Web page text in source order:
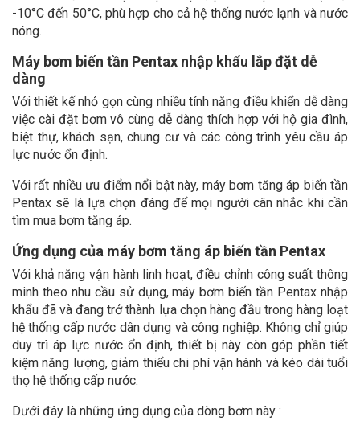
-10°C đến 50°C, phù hợp cho cả hệ thống nước lạnh và nước
nóng.
Máy bơm biến tần Pentax nhập khẩu lắp đặt dễ
dàng
Với thiết kế nhỏ gọn cùng nhiều tính năng điều khiển dễ dàng
việc cài đặt bơm vô cùng dễ dàng thích hợp với hộ gia đình,
biệt thự, khách sạn, chung cư và các công trình yêu cầu áp
lực nước ổn định.
Với rất nhiều ưu điểm nổi bật này, máy bơm tăng áp biến tần
Pentax sẽ là lựa chọn đáng để mọi người cân nhắc khi cần
tìm mua bơm tăng áp.
Ứng dụng của máy bơm tăng áp biến tần Pentax
Với khả năng vận hành linh hoạt, điều chỉnh công suất thông
minh theo nhu cầu sử dụng, máy bơm biến tần Pentax nhập
khẩu đã và đang trở thành lựa chọn hàng đầu trong hàng loạt
hệ thống cấp nước dân dụng và công nghiệp. Không chỉ giúp
duy trì áp lực nước ổn định, thiết bị này còn góp phần tiết
kiệm năng lượng, giảm thiểu chi phí vận hành và kéo dài tuổi
thọ hệ thống cấp nước.
Dưới đây là những ứng dụng của dòng bơm này :